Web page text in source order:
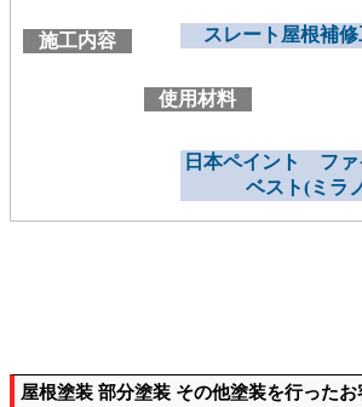
施工内容 スレート屋根補
使用材料
日本ペイント ファ
ベスト(ミラ
屋根塗装 部分塗装 その他塗装を行った